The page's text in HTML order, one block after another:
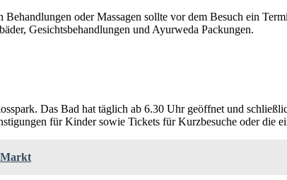
oder Massagen sollte vor dem Besuch ein
Gesichtsbehandlungen und Ayurweda Packungen.
Das Bad hat täglich ab 6.30 Uhr geöffnet und
für Kinder sowie Tickets für Kurzbesuche oder die
Markt